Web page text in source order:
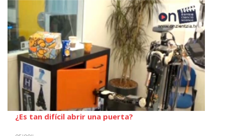
¿Es tan difícil abrir una puerta?